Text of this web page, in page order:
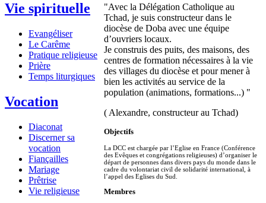
Vie spirituelle
Evangéliser
Le Carême
Pratique religieuse
Prière
Temps liturgiques
Vocation
Diaconat
Discerner sa
vocation
Fiançailles
Mariage
Prêtrise
Vie religieuse
"Avec la Délégation Catholique au
Tchad, je suis constructeur dans le
diocèse de Doba avec une équipe
d’ouvriers locaux.
Je construis des puits, des maisons, des
centres de formation nécessaires à la vie
des villages du diocèse et pour mener à
bien les activités au service de la
population (animations, formations...) "
( Alexandre, constructeur au Tchad)
Objectifs
La DCC est chargée par l’Eglise en France (Conférence
des Evêques et congrégations religieuses) d’organiser le
départ de personnes dans divers pays du monde dans le
cadre du volontariat civil de solidarité international, à
l’appel des Eglises du Sud.
Membres